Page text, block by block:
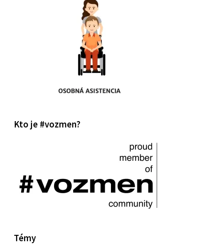
Kto je #vozmen?
Témy